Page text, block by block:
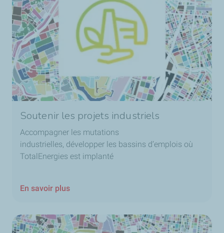
Soutenir les projets industriels
Accompagner les mutations
industrielles, développer les bassins d’emplois où
TotalEnergies est implanté
En savoir plus